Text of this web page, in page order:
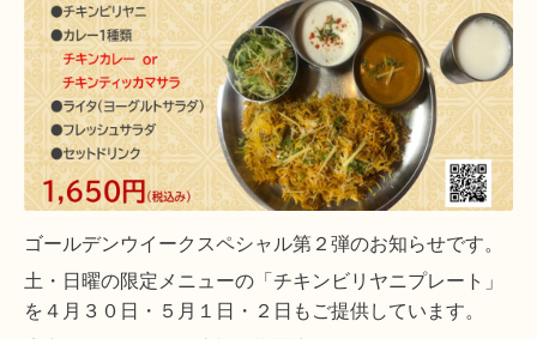
ゴールデンウイークスペシャル第２弾のお知らせです。
土・日曜の限定メニューの「チキンビリヤニプレート」
を４月３０日・５月１日・２日もご提供しています。